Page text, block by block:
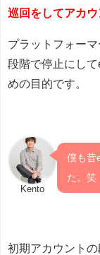
巡回をしてアカ
プラットフォー
段階で停止にし
めの目的です。
Kento
僕も昔
た。笑
初期アカウント